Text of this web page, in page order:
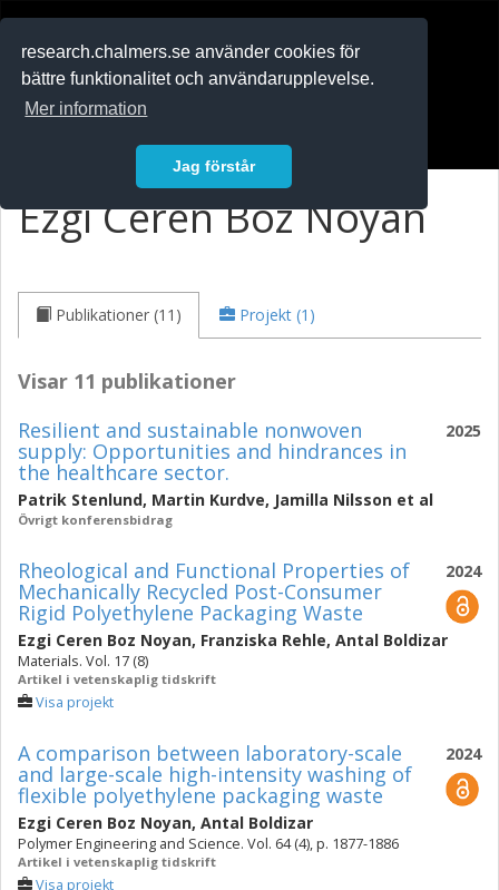
research.chalmers.se använder cookies för
bättre funktionalitet och användarupplevelse.
Mer information
Jag förstår
Ezgi Ceren Boz Noyan
Publikationer (11) Projekt (1)
Visar 11 publikationer
2025
Resilient and sustainable nonwoven
supply: Opportunities and hindrances in
the healthcare sector.
Patrik Stenlund, Martin Kurdve, Jamilla Nilsson et al
Övrigt konferensbidrag
2024
Rheological and Functional Properties of
Mechanically Recycled Post-Consumer
Rigid Polyethylene Packaging Waste
Ezgi Ceren Boz Noyan, Franziska Rehle, Antal Boldizar
Materials. Vol. 17 (8)
Artikel i vetenskaplig tidskrift
Visa projekt
2024
A comparison between laboratory-scale
and large-scale high-intensity washing of
flexible polyethylene packaging waste
Ezgi Ceren Boz Noyan, Antal Boldizar
Polymer Engineering and Science. Vol. 64 (4), p. 1877-1886
Artikel i vetenskaplig tidskrift
Visa projekt